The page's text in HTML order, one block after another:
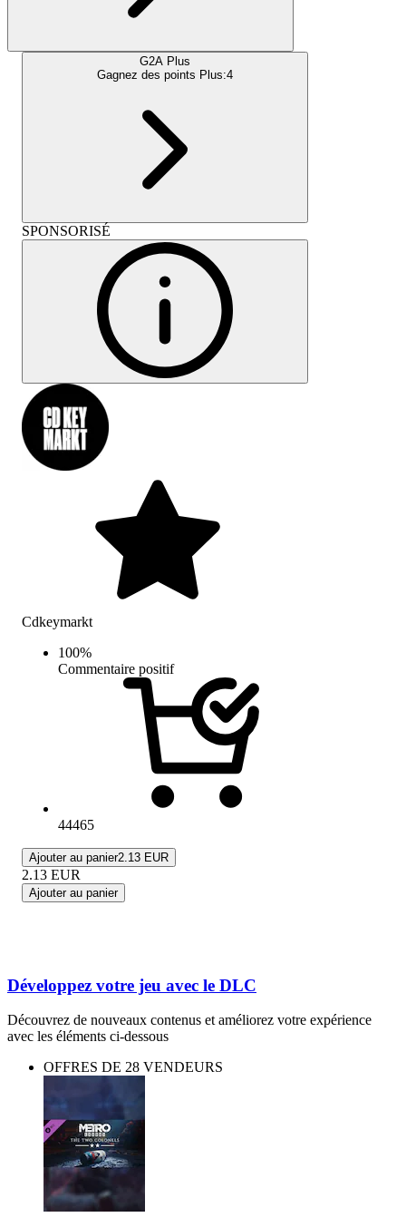
G2A Plus
Gagnez des points Plus:4
SPONSORISÉ
Cdkeymarkt
100%
Commentaire positif
44465
Ajouter au panier2.13 EUR
2.13 EUR
Ajouter au panier
Développez votre jeu avec le DLC
Découvrez de nouveaux contenus et améliorez votre expérience
avec les éléments ci-dessous
OFFRES DE 28 VENDEURS